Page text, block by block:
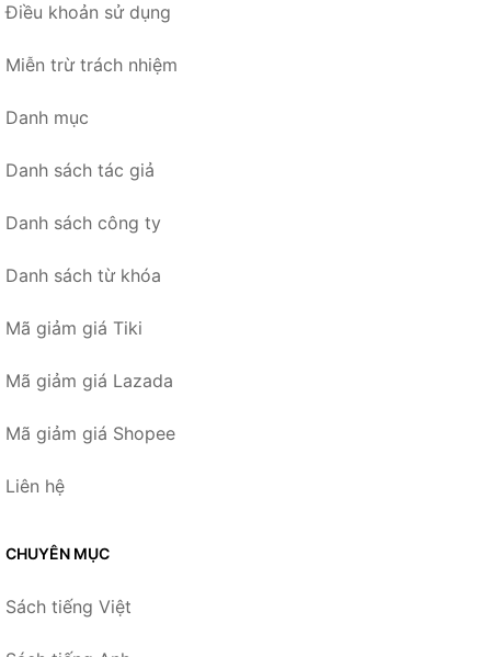
Điều khoản sử dụng
Miễn trừ trách nhiệm
Danh mục
Danh sách tác giả
Danh sách công ty
Danh sách từ khóa
Mã giảm giá Tiki
Mã giảm giá Lazada
Mã giảm giá Shopee
Liên hệ
CHUYÊN MỤC
Sách tiếng Việt